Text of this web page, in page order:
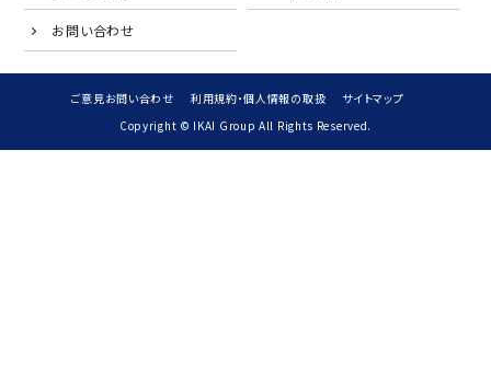
お問い合わせ
ご意見お問い合わせ 利用規約・個人情報の取扱
サイトマップ
Copyright © IKAI Group All Rights Reserved.